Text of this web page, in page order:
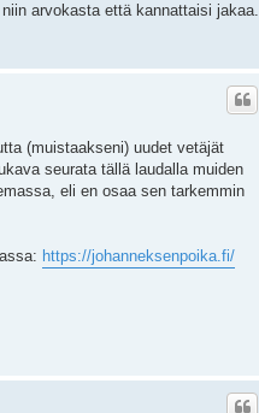
arvokasta että kannattaisi jakaa.
(muistaakseni) uudet vetäjät
seurata tällä laudalla muiden
eli en osaa sen tarkemmin
https://johanneksenpoika.fi/